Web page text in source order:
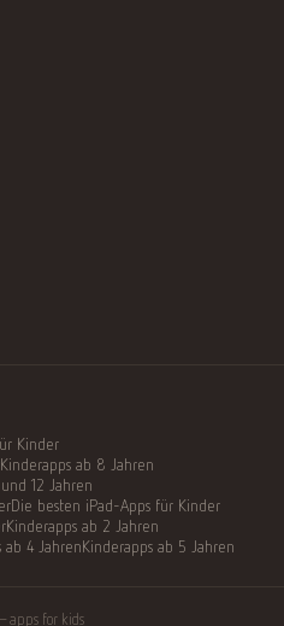
Kinder
Kinderapps ab 8 Jahren
12 Jahren
Die besten iPad-Apps für Kinder
Kinderapps ab 2 Jahren
ab 4 JahrenKinderapps ab 5 Jahren
for kids